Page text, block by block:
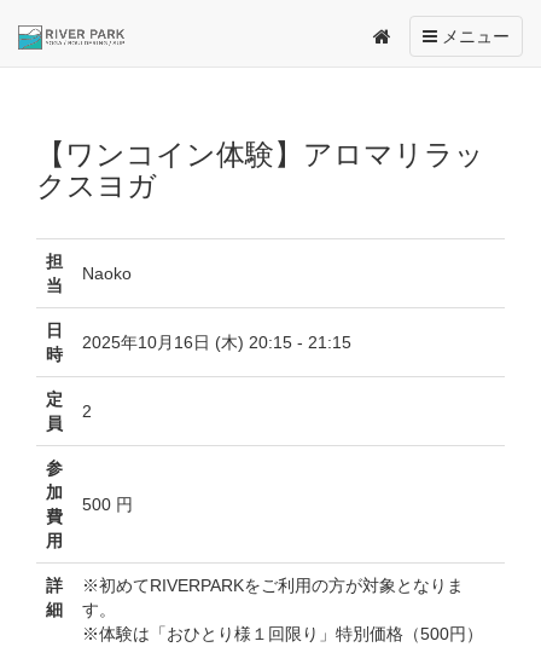
Toggle
navigation
メニュー
【ワンコイン体験】アロマリラッ
クスヨガ
担
当
Naoko
日
時
2025年10月16日 (木) 20:15 - 21:15
定
員
2
参
加
費
用
500 円
詳
細
※初めてRIVERPARKをご利用の方が対象となりま
す。
※体験は「おひとり様１回限り」特別価格（500円）